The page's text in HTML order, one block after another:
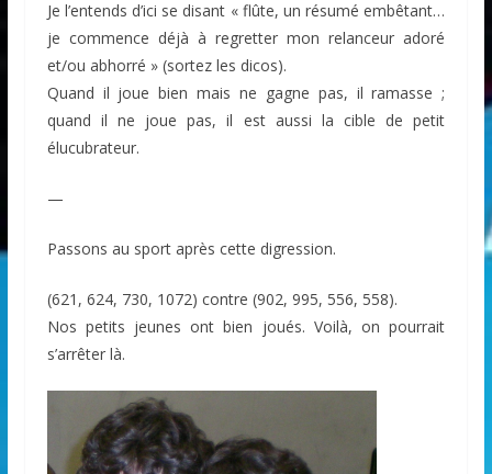
Je l’entends d’ici se disant « flûte, un résumé embêtant…
je commence déjà à regretter mon relanceur adoré
et/ou abhorré » (sortez les dicos).
Quand il joue bien mais ne gagne pas, il ramasse ;
quand il ne joue pas, il est aussi la cible de petit
élucubrateur.
—
Passons au sport après cette digression.
(621, 624, 730, 1072) contre (902, 995, 556, 558).
Nos petits jeunes ont bien joués. Voilà, on pourrait
s’arrêter là.